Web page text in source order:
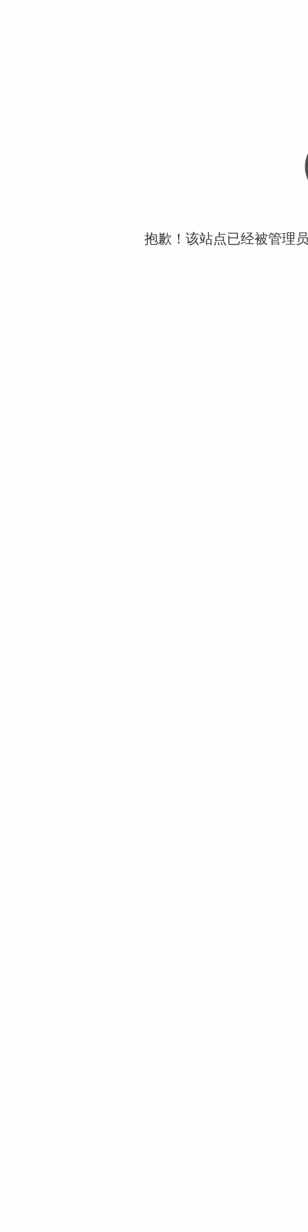
抱歉！该站点已经被管理